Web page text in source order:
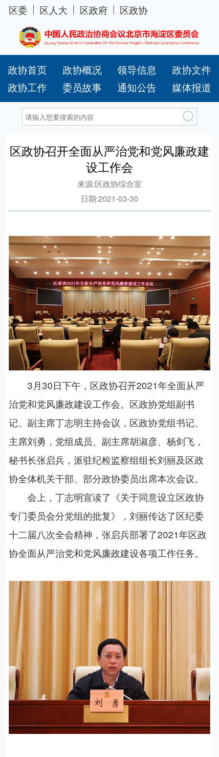
区委 区人大 区政府 区政协
政协首页 政协概况 领导信息
政协文件
政协工作
委员故事 通知公告 媒体报道
区政协召开全面从严治党和党风廉政建
设工作会
来源:区政协综合室
日期:2021-03-30
3月30日下午， 区政协召开2021年全面从严
治党和党风廉政建设工作会。 区政协党组副书
记、副主席丁志明主持会议， 区政协党组书记、
主席刘勇，党组成员、副主席胡淑彦、杨剑飞，
秘书长张启兵， 派驻纪检监察组组长刘丽及区政
协全体机关干部、部分政协委员出席本次会议。
会上，丁志明宣读了《关于同意设立区政协
专门委员会分党组的批复》， 刘丽传达了区纪委
十二届八次全会精神，张启兵部署了2021年区政
协全面从严治党和党风廉政建设各项工作任务。